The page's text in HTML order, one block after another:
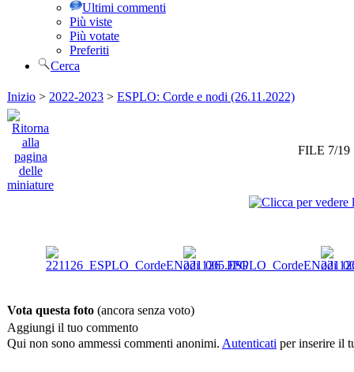
Ultimi commenti
Più viste
Più votate
Preferiti
Cerca
Inizio > 2022-2023 > ESPLO: Corde e nodi (26.11.2022)
FILE 7/19
Vota questa foto (ancora senza voto)
Aggiungi il tuo commento
Qui non sono ammessi commenti anonimi. Autenticati per inserire il